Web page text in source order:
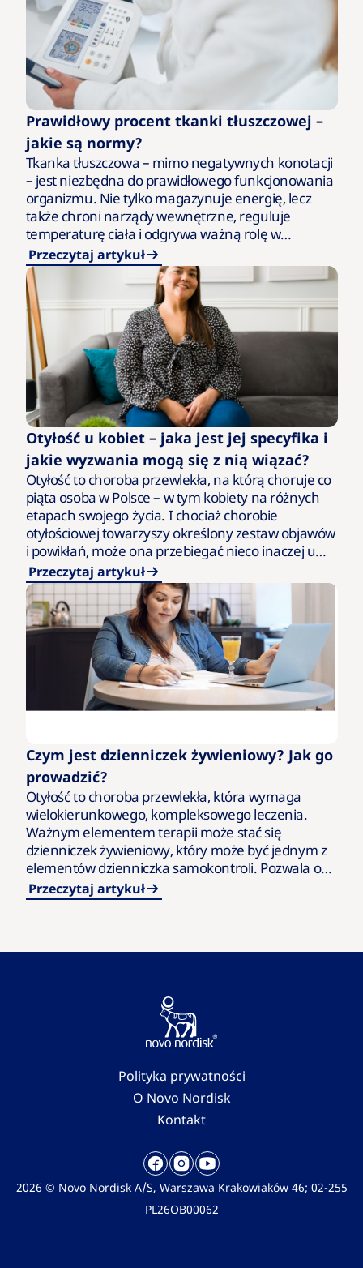
Prawidłowy procent tkanki tłuszczowej –
jakie są normy?
Tkanka tłuszczowa – mimo negatywnych konotacji
– jest niezbędna do prawidłowego funkcjonowania
organizmu. Nie tylko magazynuje energię, lecz
także chroni narządy wewnętrzne, reguluje
temperaturę ciała i odgrywa ważną rolę w
gospodarce hormonalnej. Jej ilość powinna jednak
mieścić się…
Przeczytaj artykuł
Otyłość u kobiet – jaka jest jej specyfika i
jakie wyzwania mogą się z nią wiązać?
Otyłość to choroba przewlekła, na którą choruje co
piąta osoba w Polsce – w tym kobiety na różnych
etapach swojego życia. I chociaż chorobie
otyłościowej towarzyszy określony zestaw objawów
i powikłań, może ona przebiegać nieco inaczej u
pacjentek…
Przeczytaj artykuł
Czym jest dzienniczek żywieniowy? Jak go
prowadzić?
Otyłość to choroba przewlekła, która wymaga
wielokierunkowego, kompleksowego leczenia.
Ważnym elementem terapii może stać się
dzienniczek żywieniowy, który może być jednym z
elementów dzienniczka samokontroli. Pozwala on
na łatwiejsze monitorowanie nawyków i motywuje
do wyznaczania kolejnych celów w…
Przeczytaj artykuł
Polityka prywatności
O Novo Nordisk
Kontakt
2026 © Novo Nordisk A/S, Warszawa Krakowiaków 46; 02-255
PL26OB00062